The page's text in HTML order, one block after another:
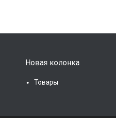
Новая колонка
Товары